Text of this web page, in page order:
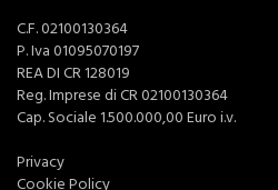
C.F. 02100130364
P. Iva 01095070197
REA DI CR 128019
Reg. Imprese di CR 02100130364
Cap. Sociale 1.500.000,00 Euro i.v.
Privacy
Cookie Policy